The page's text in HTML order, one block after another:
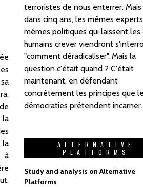
terroristes de nous enterrer.
dans cinq ans, les mêmes
mêmes politiques qui laissent les
humains crever viendront
"comment déradicaliser". Mais la
question c'était quand ? C'était
maintenant, en défendant
concrètement les principes que
démocraties prétendent incarner.
ALTERNATIVE
PLATFORMS
Study and analysis on Alternative
Platforms